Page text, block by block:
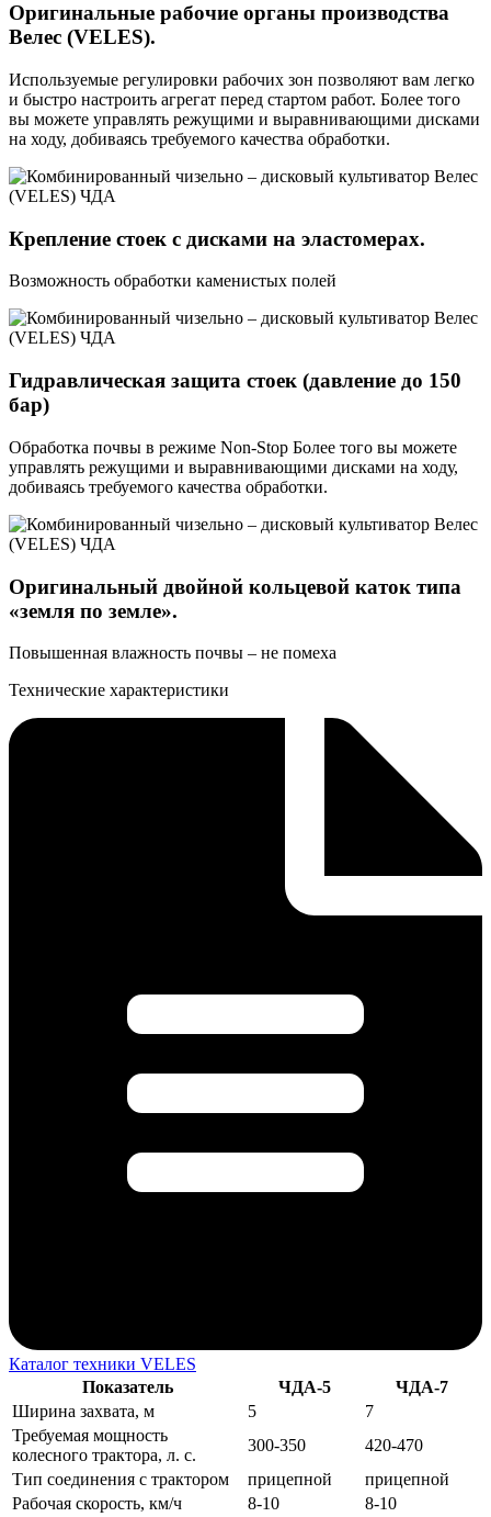
Оригинальные рабочие органы производства
Велес (VELES).
Используемые регулировки рабочих зон позволяют вам легко
и быстро настроить агрегат перед стартом работ. Более того
вы можете управлять режущими и выравнивающими дисками
на ходу, добиваясь требуемого качества обработки.
Крепление стоек с дисками на эластомерах.
Возможность обработки каменистых полей
Гидравлическая защита стоек (давление до 150
бар)
Обработка почвы в режиме Non-Stop Более того вы можете
управлять режущими и выравнивающими дисками на ходу,
добиваясь требуемого качества обработки.
Оригинальный двойной кольцевой каток типа
«земля по земле».
Повышенная влажность почвы – не помеха
Технические характеристики
Каталог техники VELES
Показатель
ЧДА-5
ЧДА-7
Ширина захвата, м
5
7
Требуемая мощность
колесного трактора, л. с.
300-350
420-470
Тип соединения с трактором
прицепной
прицепной
Рабочая скорость, км/ч
8-10
8-10